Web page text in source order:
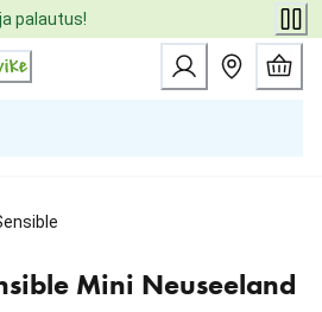
palautus!
Mini Neuseeland
Mini Neuseeland